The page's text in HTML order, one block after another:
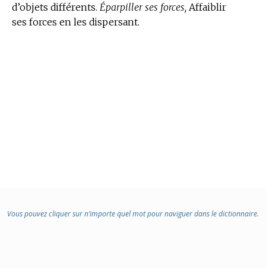
d’objets différents. Éparpiller ses forces, Affaiblir
ses forces en les dispersant.
Vous pouvez cliquer sur n’importe quel mot pour naviguer dans le dictionnaire.